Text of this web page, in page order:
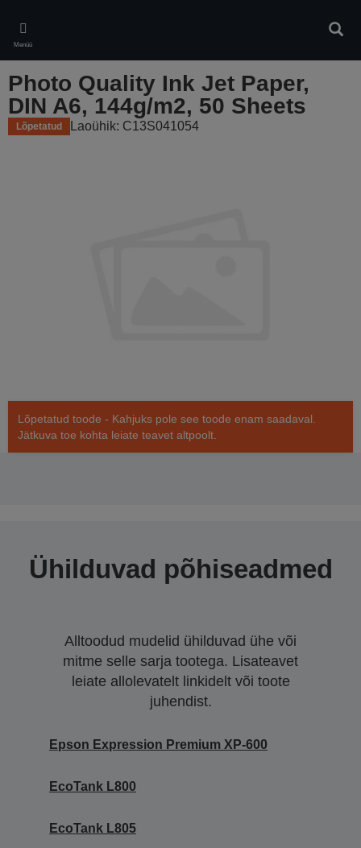
main
content
Menüü
Photo Quality Ink Jet Paper,
DIN A6, 144g/m2, 50 Sheets
Lõpetatud Laoühik: C13S041054
Lõpetatud toode - Kahjuks pole see toode enam saadaval.
Jätkuva toe kohta leiate teavet altpoolt.
Ühilduvad põhiseadmed
Alltoodud mudelid ühilduvad ühe või
mitme selle sarja tootega. Lisateavet
leiate allolevatelt linkidelt või toote
juhendist.
Epson Expression Premium XP-600
EcoTank L800
EcoTank L805